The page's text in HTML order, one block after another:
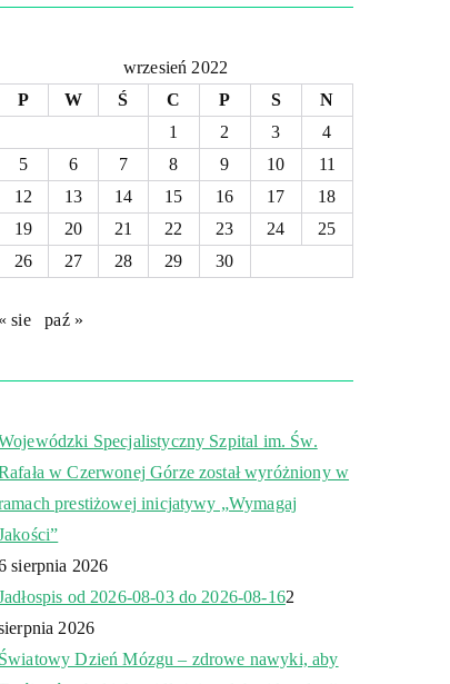
wrzesień 2022
P
W Ś C P S
N
1
2 3
4
5
6 7 8 9 10
11
12
13 14 15 16 17
18
19
20 21 22 23 24
25
26
27 28 29 30
« sie paź »
Specjalistyczny Szpital im. Św.
w Czerwonej Górze został wyróżniony w
prestiżowej inicjatywy „Wymagaj
sierpnia 2026
od 2026-08-03 do 2026-08-162
2026
Światowy Dzień Mózgu – zdrowe nawyki, aby